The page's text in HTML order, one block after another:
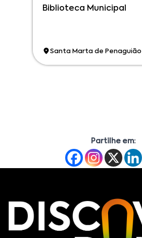
Biblioteca Municipal
Santa Marta de Penaguião
Partilhe em: